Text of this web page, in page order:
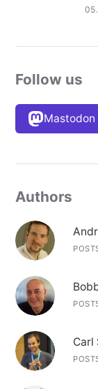
Follow us
Mastodon
Authors
Carl